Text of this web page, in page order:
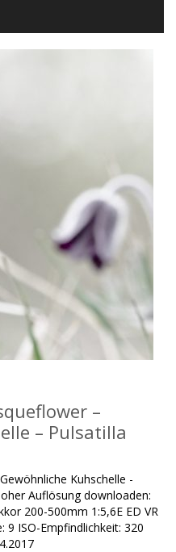
–
– Pulsatilla
Kuhschelle -
Auflösung downloaden:
200-500mm 1:5,6E ED VR
9 ISO-Empfindlichkeit: 320